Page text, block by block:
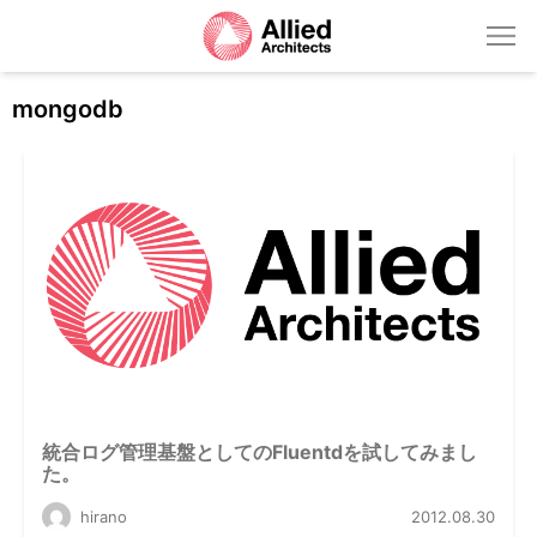
mongodb
統合ログ管理基盤としてのFluentdを試してみまし
た。
hirano 2012.08.30